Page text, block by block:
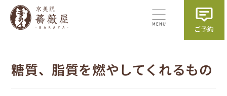
糖質、脂質を燃やしてくれるもの